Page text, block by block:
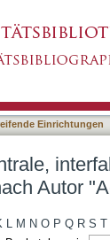
Einrichtungen
Autor
L M N O P Q R S T